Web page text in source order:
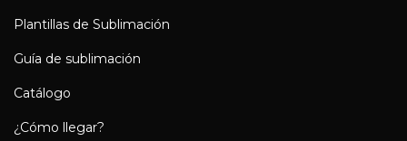
Plantillas de Sublimación
Guía de sublimación
Catálogo
¿Cómo llegar?